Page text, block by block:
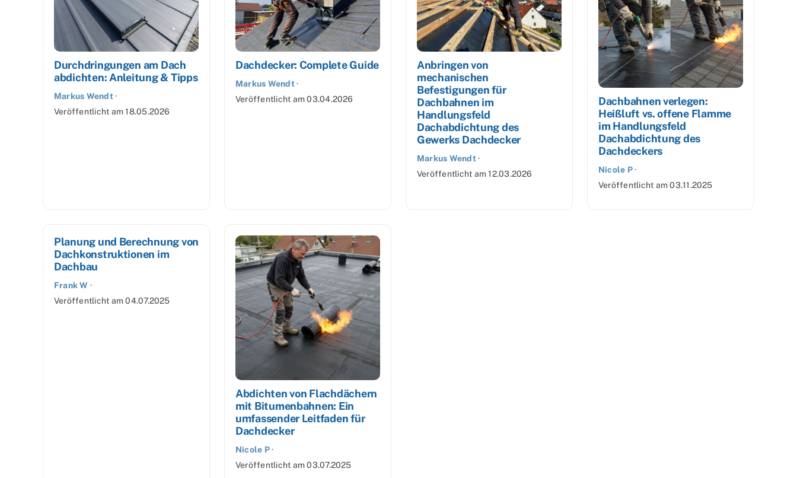
Durchdringungen am Dach
abdichten: Anleitung & Tipps
Markus Wendt·
Veröffentlicht am18.05.2026
Dachdecker: Complete Guide
Markus Wendt·
Veröffentlicht am03.04.2026
Anbringen von
mechanischen
Befestigungen für
Dachbahnen im
Handlungsfeld
Dachabdichtung des
Gewerks Dachdecker
Markus Wendt·
Veröffentlicht am12.03.2026
Dachbahnen verlegen:
Heißluft vs. offene Flamme
im Handlungsfeld
Dachabdichtung des
Dachdeckers
Nicole P·
Veröffentlicht am03.11.2025
Planung und Berechnung von
Dachkonstruktionen im
Dachbau
Frank W ·
Veröffentlicht am04.07.2025
Abdichten von Flachdächern
mit Bitumenbahnen: Ein
umfassender Leitfaden für
Dachdecker
Nicole P·
Veröffentlicht am03.07.2025